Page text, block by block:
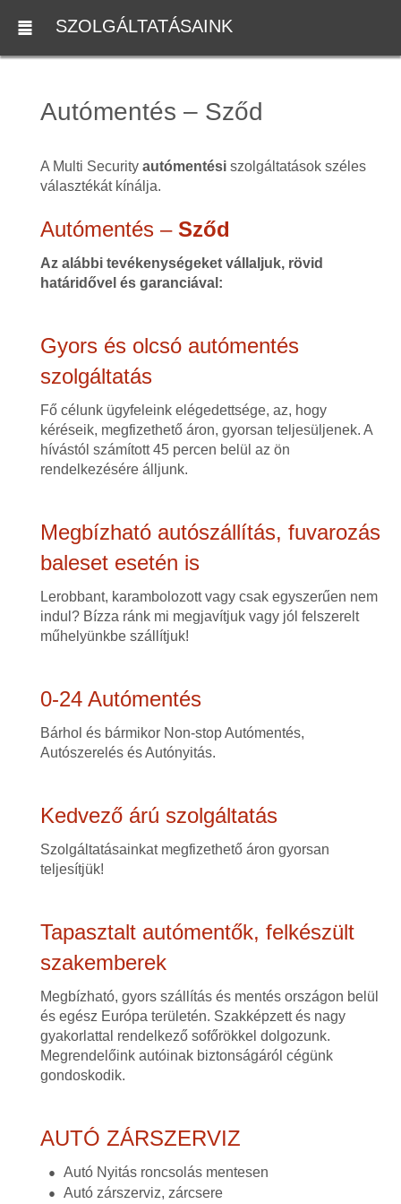
SZOLGÁLTATÁSAINK
Autómentés – Sződ
A Multi Security autómentésiszolgáltatások széles
választékát kínálja.
Autómentés – Sződ
Az alábbi tevékenységeket vállaljuk, rövid
határidővel és garanciával:
Gyors és olcsó autómentés
szolgáltatás
Fő célunk ügyfeleink elégedettsége, az, hogy
kéréseik, megfizethető áron, gyorsan teljesüljenek. A
hívástól számított 45 percen belül az ön
rendelkezésére álljunk.
Megbízható autószállítás, fuvarozás
baleset esetén is
Lerobbant, karambolozott vagy csak egyszerűen nem
indul? Bízza ránk mi megjavítjuk vagy jól felszerelt
műhelyünkbe szállítjuk!
0-24 Autómentés
Bárhol és bármikor Non-stop Autómentés,
Autószerelés és Autónyitás.
Kedvező árú szolgáltatás
Szolgáltatásainkat megfizethető áron gyorsan
teljesítjük!
Tapasztalt autómentők, felkészült
szakemberek
Megbízható, gyors szállítás és mentés országon belül
és egész Európa területén. Szakképzett és nagy
gyakorlattal rendelkező sofőrökkel dolgozunk.
Megrendelőink autóinak biztonságáról cégünk
gondoskodik.
AUTÓ ZÁRSZERVIZ
Autó Nyitás roncsolás mentesen
Autó zárszerviz, zárcsere